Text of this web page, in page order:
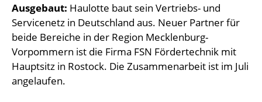
Ausgebaut: Haulotte baut sein Vertriebs- und
Servicenetz in Deutschland aus. Neuer Partner für
beide Bereiche in der Region Mecklenburg-
Vorpommern ist die Firma FSN Fördertechnik mit
Hauptsitz in Rostock. Die Zusammenarbeit ist im Juli
angelaufen.